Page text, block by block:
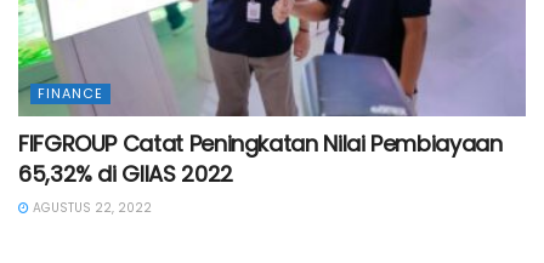
FINANCE
FIFGROUP Catat Peningkatan Nilai Pembiayaan
65,32% di GIIAS 2022
AGUSTUS 22, 2022